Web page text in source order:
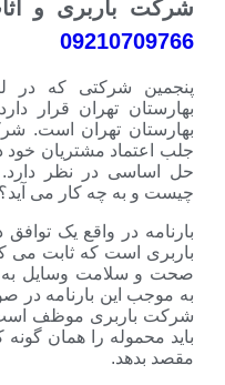
و اثاث کشی
که در لیست
تهران قرار دارد ، شرکت
تهران است. شرکت باربری
مشتریان خود در زمینه
در نظر دارد. بارنامه های
چه کار می آید؟
در واقع یک توافق دوطرفه
که ثابت می کند مشتری
وسایل به شرکت
بارنامه در صورت خسارت
موظف است خسارت وارده
را همان گونه که از